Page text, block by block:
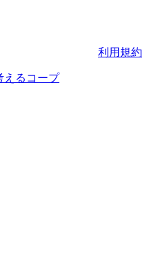
利用規約